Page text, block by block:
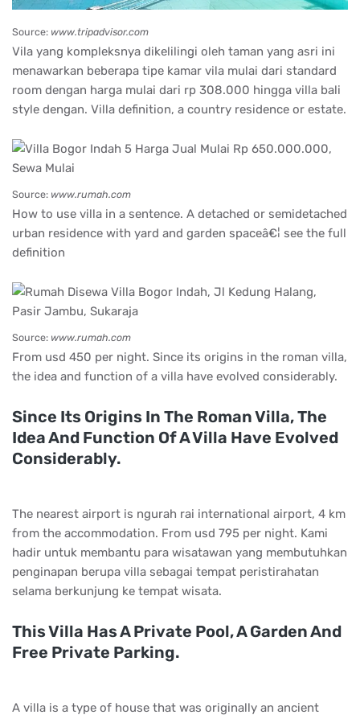
Source: www.tripadvisor.com
Vila yang kompleksnya dikelilingi oleh taman yang asri ini
menawarkan beberapa tipe kamar vila mulai dari standard
room dengan harga mulai dari rp 308.000 hingga villa bali
style dengan. Villa definition, a country residence or estate.
Source: www.rumah.com
How to use villa in a sentence. A detached or semidetached
urban residence with yard and garden spaceâ€¦ see the full
definition
Source: www.rumah.com
From usd 450 per night. Since its origins in the roman villa,
the idea and function of a villa have evolved considerably.
Since Its Origins In The Roman Villa, The
Idea And Function Of A Villa Have Evolved
Considerably.
The nearest airport is ngurah rai international airport, 4 km
from the accommodation. From usd 795 per night. Kami
hadir untuk membantu para wisatawan yang membutuhkan
penginapan berupa villa sebagai tempat peristirahatan
selama berkunjung ke tempat wisata.
This Villa Has A Private Pool, A Garden And
Free Private Parking.
A villa is a type of house that was originally an ancient